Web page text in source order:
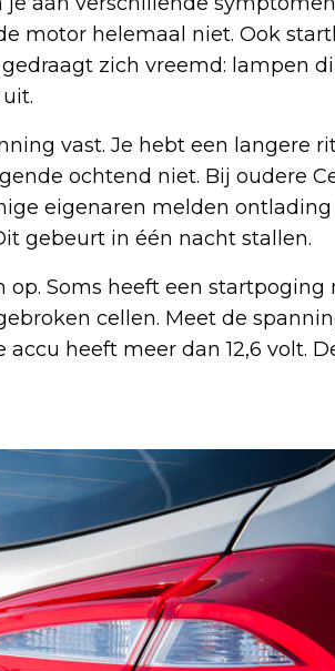
motor helemaal niet. Ook
zich vreemd: lampen
vast. Je hebt een langere
ochtend niet. Bij oudere
eigenaren melden
gebeurt in één nacht stallen.
op. Soms heeft een
cellen. Meet de
heeft meer dan 12,6 volt.